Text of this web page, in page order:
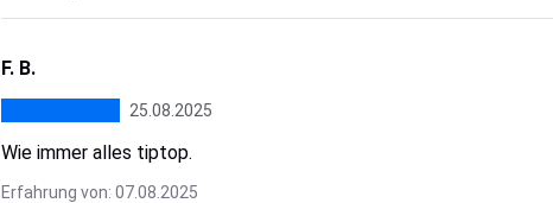
F. B.
25.08.2025
Wie immer alles tiptop.
Erfahrung von: 07.08.2025